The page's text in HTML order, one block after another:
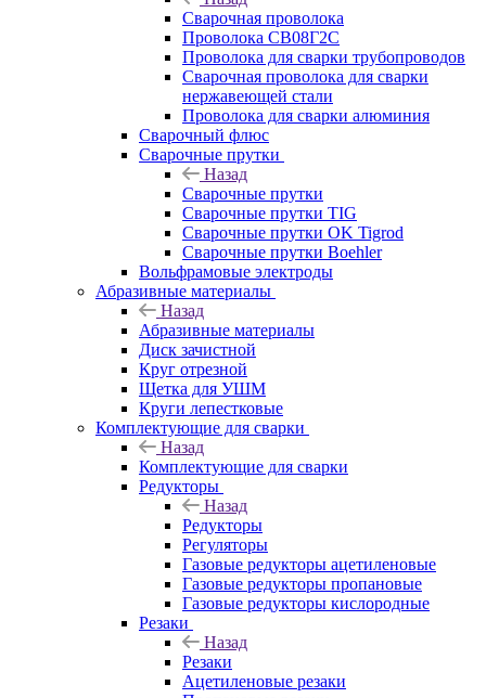
Сварочная проволока
Проволока СВ08Г2С
Проволока для сварки трубопроводов
Сварочная проволока для сварки
нержавеющей стали
Проволока для сварки алюминия
Сварочный флюс
Сварочные прутки
Назад
Сварочные прутки
Сварочные прутки TIG
Сварочные прутки OK Tigrod
Сварочные прутки Boehler
Вольфрамовые электроды
Абразивные материалы
Назад
Абразивные материалы
Диск зачистной
Круг отрезной
Щетка для УШМ
Круги лепестковые
Комплектующие для сварки
Назад
Комплектующие для сварки
Редукторы
Назад
Редукторы
Регуляторы
Газовые редукторы ацетиленовые
Газовые редукторы пропановые
Газовые редукторы кислородные
Резаки
Назад
Резаки
Ацетиленовые резаки